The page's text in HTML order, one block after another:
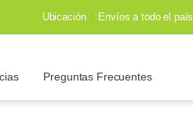
Ubicación Envíos a todo el país
Preguntas Frecuentes